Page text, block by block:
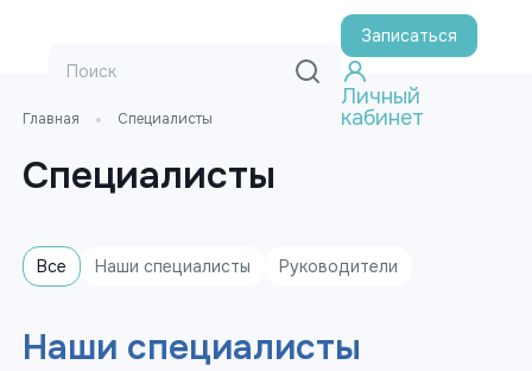
Записаться
Личный
кабинет
Главная Специалисты
Специалисты
Все Наши специалисты Руководители
Наши специалисты